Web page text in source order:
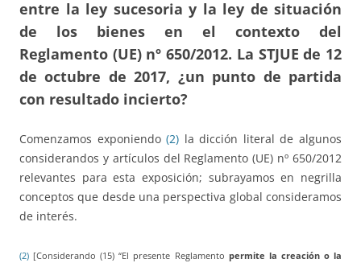
entre la ley sucesoria y la ley de situación
de los bienes en el contexto del
Reglamento (UE) nº 650/2012. La STJUE de 12
de octubre de 2017, ¿un punto de partida
con resultado incierto?
Comenzamos exponiendo(2) la dicción literal de algunos
considerandos y artículos del Reglamento (UE) nº 650/2012
relevantes para esta exposición; subrayamos en negrilla
conceptos que desde una perspectiva global consideramos
de interés.
(2) [Considerando (15) “El presente Reglamento permite la creación o la